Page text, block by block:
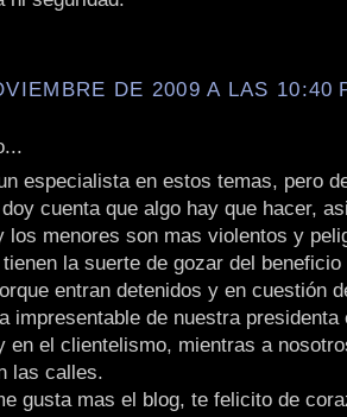
DE 2009 A LAS 10:40
especialista en estos temas, pero
cuenta que algo hay que hacer,
los menores son mas violentos y
la suerte de gozar del beneficio
entran detenidos y en cuestión
impresentable de nuestra presidenta
en el clientelismo, mientras a
las calles.
gusta mas el blog, te felicito de